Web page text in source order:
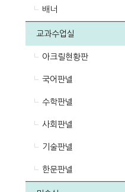
배너
교과수업실
아크릴현황판
국어판넬
수학판넬
사회판넬
기술판넬
한문판넬